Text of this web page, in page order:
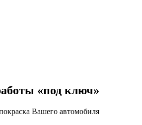
«под ключ»
Вашего автомобиля